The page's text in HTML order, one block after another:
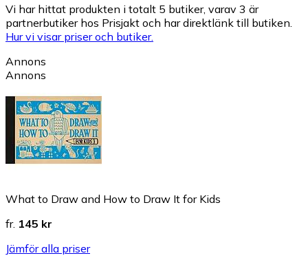
Vi har hittat produkten i totalt 5 butiker, varav 3 är
partnerbutiker hos Prisjakt och har direktlänk till butiken.
Hur vi visar priser och butiker.
Annons
Annons
What to Draw and How to Draw It for Kids
fr. 145 kr
Jämför alla priser